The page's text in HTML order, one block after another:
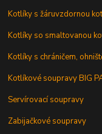
Kotlíky s žáruvzdornou
Kotlíky so smaltovanou
Kotlíky s chráničem,
Kotlíkové soupravy BIG
Servírovací soupravy
Zabijačkové soupravy